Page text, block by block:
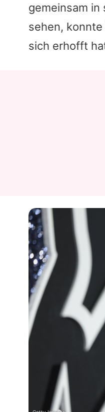
gemeinsam
sehen, konnte
sich erhofft